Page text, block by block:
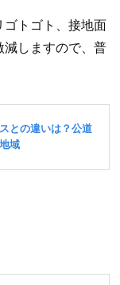
ゴトゴト、接地面
減しますので、普